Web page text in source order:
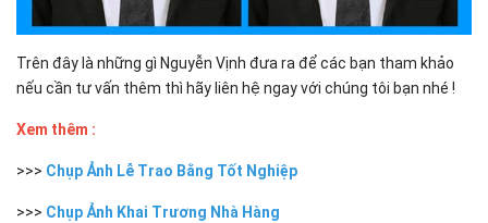
Trên đây là những gì Nguyễn Vịnh đưa ra để các bạn tham khảo
nếu cần tư vấn thêm thì hãy liên hệ ngay với chúng tôi bạn nhé !
Xem thêm :
>>> Chụp Ảnh Lễ Trao Bằng Tốt Nghiệp
>>> Chụp Ảnh Khai Trương Nhà Hàng